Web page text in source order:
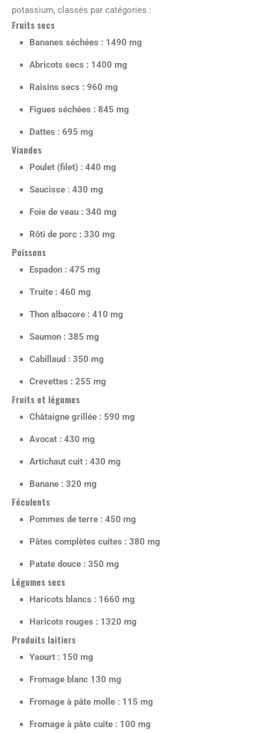
potassium, classés par catégories :
Fruits secs
Bananes séchées : 1490 mg
Abricots secs : 1400 mg
Raisins secs : 960 mg
Figues séchées : 845 mg
Dattes : 695 mg
Viandes
Poulet (filet) : 440 mg
Saucisse : 430 mg
Foie de veau : 340 mg
Rôti de porc : 330 mg
Poissons
Espadon : 475 mg
Truite : 460 mg
Thon albacore : 410 mg
Saumon : 385 mg
Cabillaud : 350 mg
Crevettes : 255 mg
Fruits et légumes
Châtaigne grillée : 590 mg
Avocat : 430 mg
Artichaut cuit : 430 mg
Banane : 320 mg
Féculents
Pommes de terre : 450 mg
Pâtes complètes cuites : 380 mg
Patate douce : 350 mg
Légumes secs
Haricots blancs : 1660 mg
Haricots rouges : 1320 mg
Produits laitiers
Yaourt : 150 mg
Fromage blanc 130 mg
Fromage à pâte molle : 115 mg
Fromage à pâte cuite : 100 mg